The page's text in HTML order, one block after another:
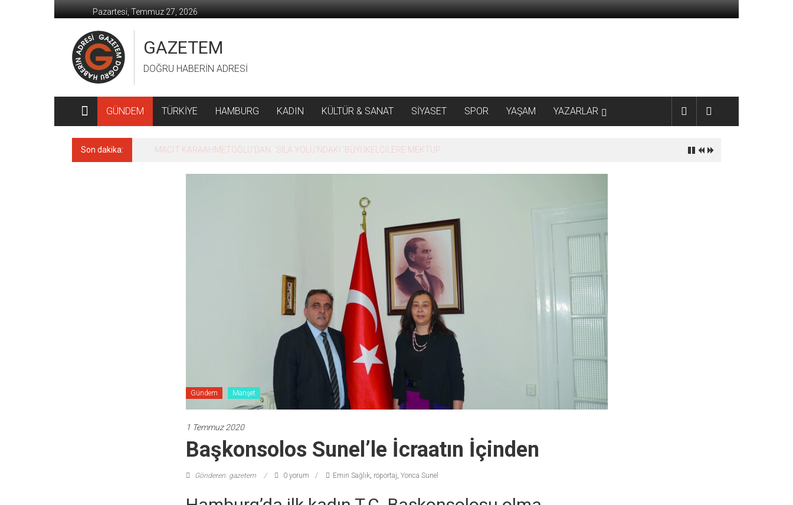
geç
Pazartesi, Temmuz 27, 2026
GAZETEM
DOĞRU HABERİN ADRESİ
GÜNDEM TÜRKİYE HAMBURG KADIN KÜLTÜR & SANAT SİYASET SPOR YAŞAM YAZARLAR
Son dakika: MACİT KARAAHMETOĞLU’DAN ‘SILA YOLU’NDAKİ ’BÜYÜKELÇİLERE MEKTUP
Gündem Manşet
1 Temmuz 2020
Başkonsolos Sunel’le İcraatın İçinden
Gönderen: gazetem 0 yorum Emin Sağlık, röportaj, Yonca Sunel